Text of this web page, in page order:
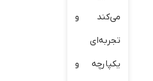
می‌کند و
تجربه‌ای
یکپارچه و